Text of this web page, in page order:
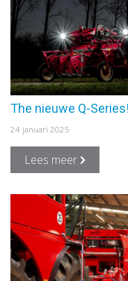
The nieuwe Q-Series!
24 januari 2025
Lees meer